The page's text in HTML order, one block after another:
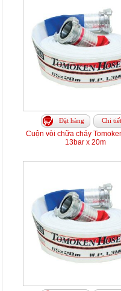
Đặt hàng Chi tiết
Cuộn vòi chữa cháy
13bar x 20m